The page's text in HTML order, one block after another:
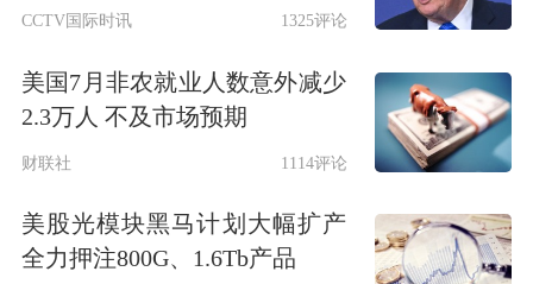
目前，Atlas浏览器已向全球macOS用户
开放。OpenAI表示，Windows、iOS和
安卓版本将很快上线。
Goodger在直播中表示，
ChatGPT是该
CCTV国际时讯 1325评论
美国7月非农就业人数意外减少
2.3万人 不及市场预期
财联社 1114评论
美股光模块黑马计划大幅扩产
全力押注800G、1.6Tb产品